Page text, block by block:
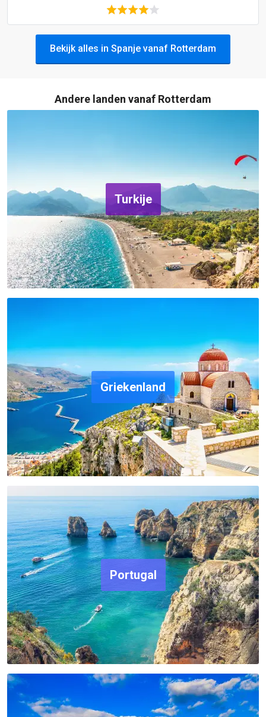
Bekijk alles in Spanje vanaf Rotterdam
Andere landen vanaf Rotterdam
Turkije
Griekenland
Portugal